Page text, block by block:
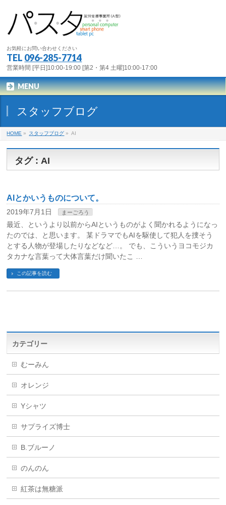
お気軽にお問い合わせください
TEL 096-285-7714
営業時間 [平日]10:00-19:00 [第2・第4 土曜]10:00-17:00
MENU
スタッフブログ
HOME » スタッフブログ » AI
タグ : AI
AIとかいうものについて。
2019年7月1日 まーごろう
最近、というより以前からAIというものがよく聞かれるようになっ
たのでは、と思います。 某ドラマでもAIを駆使して犯人を捜そう
とする人物が登場したりなどなど…。 でも、こういうヨコモジカ
タカナな言葉って大体言葉だけ聞いたこ …
この記事を読む
カテゴリー
むーみん
オレンジ
Yシャツ
サプライズ博士
B.ブルーノ
のんのん
紅茶は無糖派